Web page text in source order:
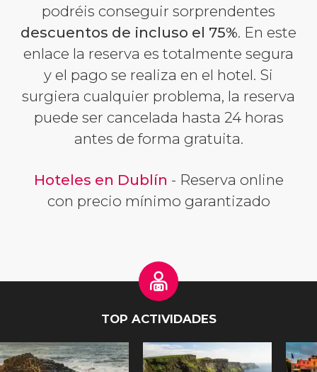
podréis conseguir sorprendentes
descuentos de incluso el 75%. En este
enlace la reserva es totalmente segura
y el pago se realiza en el hotel. Si
surgiera cualquier problema, la reserva
puede ser cancelada hasta 24 horas
antes de forma gratuita.
Hoteles en Dublín - Reserva online
con precio mínimo garantizado
TOP ACTIVIDADES